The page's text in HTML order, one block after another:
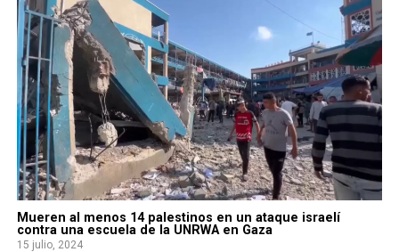
Mueren al menos 14 palestinos en un ataque israelí
contra una escuela de la UNRWA en Gaza
15 julio, 2024